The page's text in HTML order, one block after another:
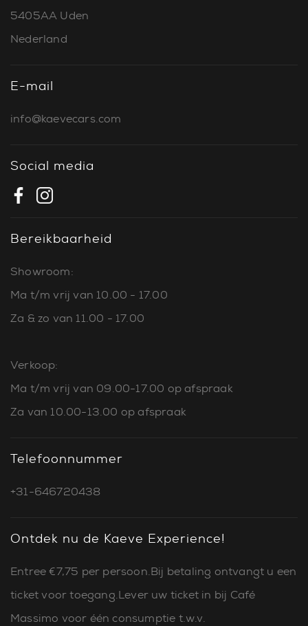
5405AA Uden
Nederland
E-mail
info@kaevecars.com
Social media
Bereikbaarheid
Showroom:
Ma t/m vrij van 10.00 - 17.00
Za & zo van 11.00 - 17.00
Verkoop:
Ma t/m vrij van 09.00-17.00 op afspraak
Za van 10.00-13.00 op afspraak
Telefoonnummer
+31-646720438
Ontdek nu de Kaeve Experience!
Entree €7,75 per persoon.Bij betaling ontvangt u een
ticket voor toegang.Lever uw ticket in bij Café
Massimo voor één consumptie t.w.v.